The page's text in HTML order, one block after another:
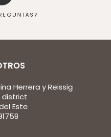
Herrera y Reissig
district
Este